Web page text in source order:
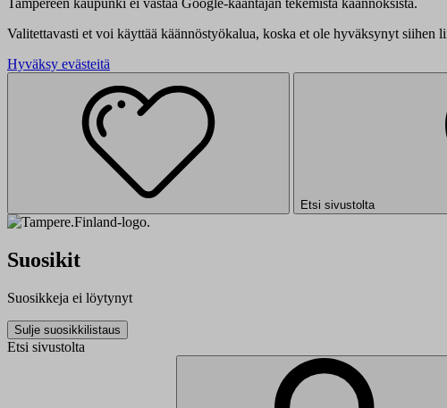
Tampereen kaupunki ei vastaa Google-kääntäjän tekemistä käännöksistä.
Valitettavasti et voi käyttää käännöstyökalua, koska et ole hyväksynyt siihen
Hyväksy evästeitä
Etsi sivustolta
Suosikit
Suosikkeja ei löytynyt
Sulje suosikkilistaus
Etsi sivustolta